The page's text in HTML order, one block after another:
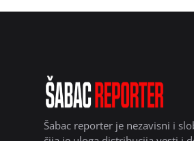
Šabac reporter je nezavisni i